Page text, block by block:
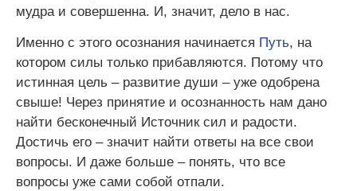
мудра и совершенна. И, значит, дело в нас.
Именно с этого осознания начинается Путь, на
котором силы только прибавляются. Потому что
истинная цель – развитие души – уже одобрена
свыше! Через принятие и осознанность нам дано
найти бесконечный Источник сил и радости.
Достичь его – значит найти ответы на все свои
вопросы. И даже больше – понять, что все
вопросы уже сами собой отпали.